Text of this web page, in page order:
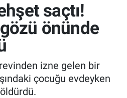
saçtı!
önünde
izne gelen bir
çocuğu evdeyken